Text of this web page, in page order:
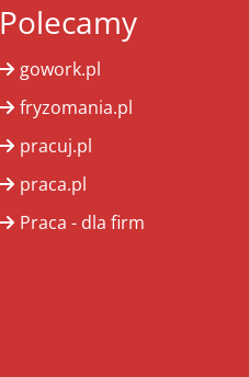
Polecamy
gowork.pl
fryzomania.pl
pracuj.pl
praca.pl
Praca - dla firm